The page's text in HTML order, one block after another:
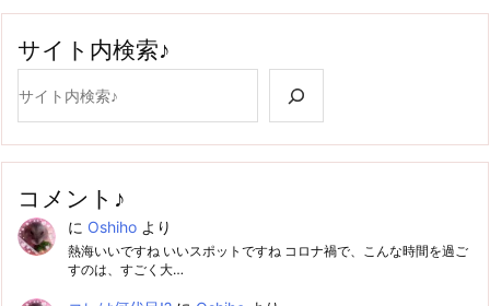
サイト内検索♪
コメント♪
に Oshihoより
熱海いいですね いいスポットですね コロナ禍で、こんな時間を過ご
すのは、すごく大…